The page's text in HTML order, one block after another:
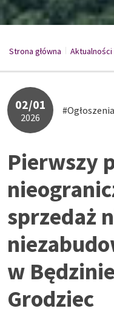
Strona główna /
Aktualności
02/01
2026
#Ogłoszenia
Pierwszy
sprzedaż
w
Grodziec